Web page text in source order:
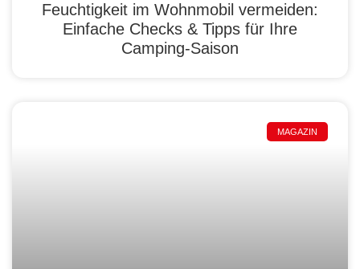
Feuchtigkeit im Wohnmobil vermeiden:
Einfache Checks & Tipps für Ihre
Camping-Saison
MAGAZIN